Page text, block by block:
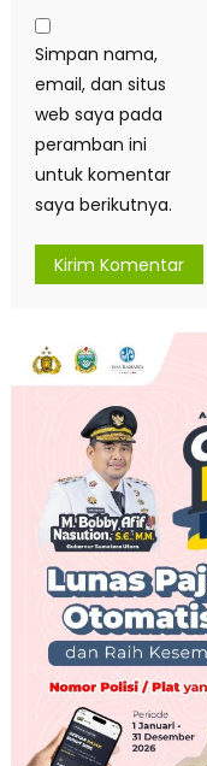
Simpan nama,
email, dan situs
web saya pada
peramban ini
untuk komentar
saya berikutnya.